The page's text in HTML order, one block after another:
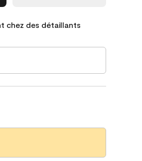
chez des détaillants